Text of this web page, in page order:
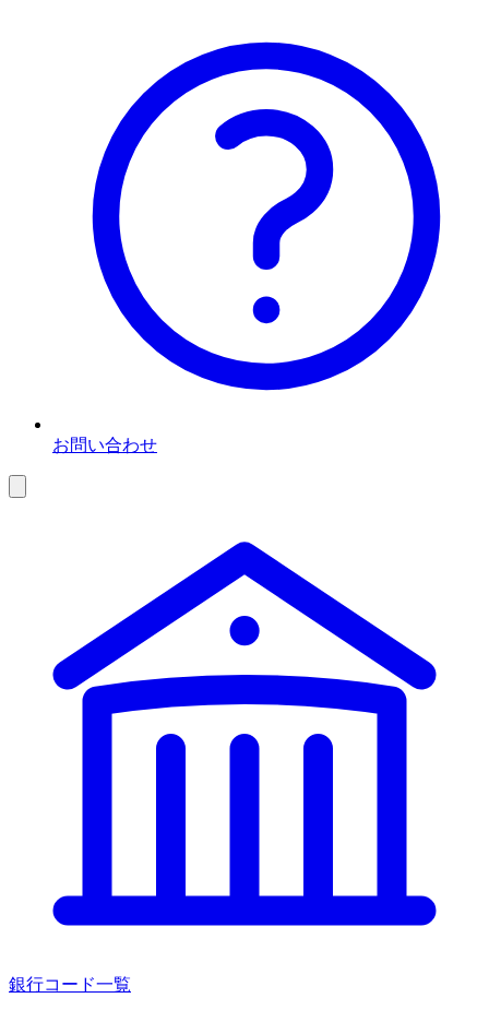
お問い合わせ
銀行コード一覧